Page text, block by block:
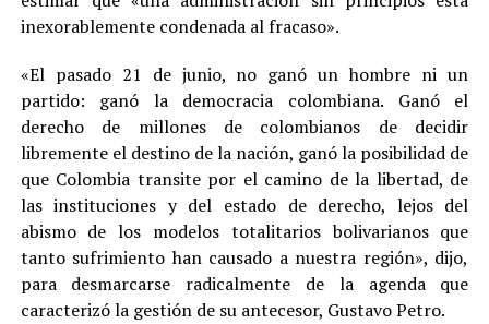
inexorablemente condenada al fracaso».
«El pasado 21 de junio, no ganó un hombre ni un
partido: ganó la democracia colombiana. Ganó el
derecho de millones de colombianos de decidir
libremente el destino de la nación, ganó la posibilidad de
que Colombia transite por el camino de la libertad, de
las instituciones y del estado de derecho, lejos del
abismo de los modelos totalitarios bolivarianos que
tanto sufrimiento han causado a nuestra región», dijo,
para desmarcarse radicalmente de la agenda que
caracterizó la gestión de su antecesor, Gustavo Petro.